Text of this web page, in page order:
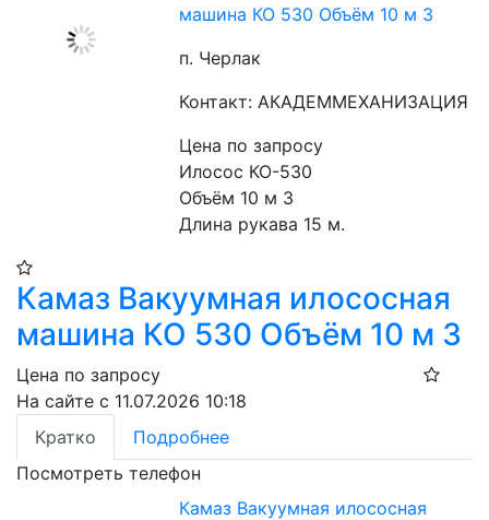
машина КО 530 Объём 10 м 3
п. Черлак
Контакт: АКАДЕММЕХАНИЗАЦИЯ
Цена по запросу
Илосос КО-530
Объём 10 м 3
Длина рукава 15 м.
Камаз Вакуумная илососная
машина КО 530 Объём 10 м 3
Цена по запросу
На сайте с 11.07.2026 10:18
Кратко
Подробнее
Посмотреть телефон
Камаз Вакуумная илососная